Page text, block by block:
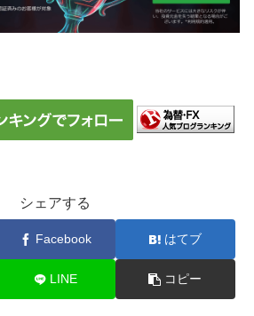
シェアする
Facebook はてブ
LINE コピー